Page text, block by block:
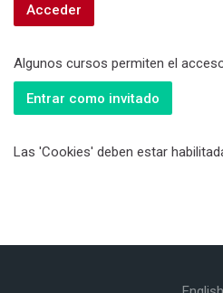
Acceder
Algunos cursos permiten el
Entrar como invitado
Las 'Cookies' deben estar